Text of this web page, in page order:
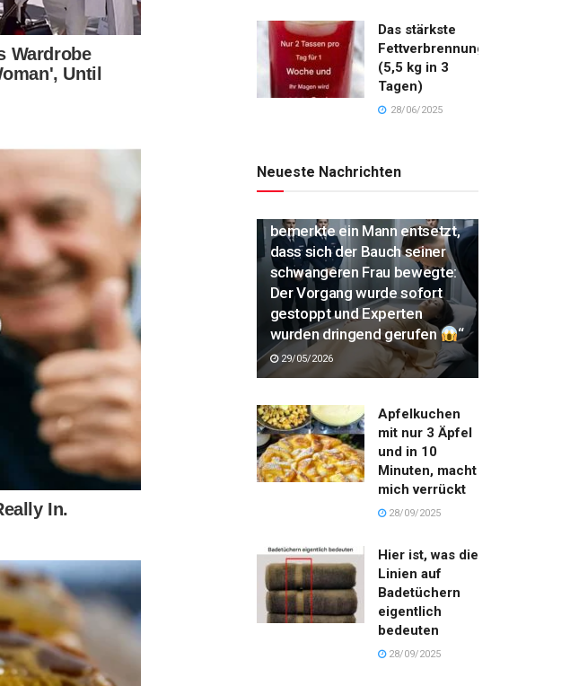
Das stärkste
Fettverbrennungsgetränk
(5,5 kg in 3
Tagen)
28/06/2025
Neueste Nachrichten
bemerkte ein Mann entsetzt,
dass sich der Bauch seiner
schwangeren Frau bewegte:
Der Vorgang wurde sofort
gestoppt und Experten
wurden dringend gerufen
“
29/05/2026
Apfelkuchen
mit nur 3 Äpfel
und in 10
Minuten, macht
mich verrückt
28/09/2025
Hier ist, was die
Linien auf
Badetüchern
eigentlich
bedeuten
28/09/2025